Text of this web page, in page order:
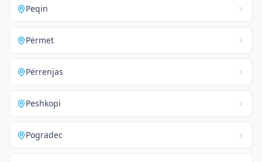
Peqin
Përmet
Përrenjas
Peshkopi
Pogradec